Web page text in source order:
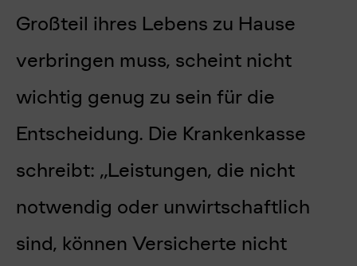
Großteil ihres Lebens zu Hause
verbringen muss, scheint nicht
wichtig genug zu sein für die
Entscheidung. Die Krankenkasse
schreibt: „Leistungen, die nicht
notwendig oder unwirtschaftlich
sind, können Versicherte nicht